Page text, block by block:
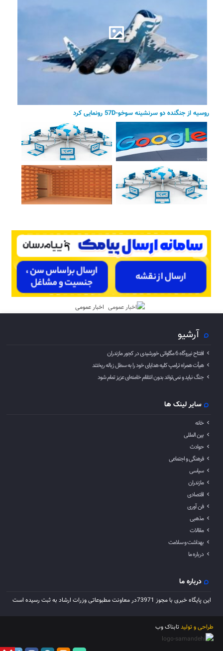
روسیه از جنگنده دو سرنشینه سوخو-57D رونمایی کرد
اخبار عمومی
آرشیو
افتتاح نیروگاه 6 مگاواتی خورشیدی در کجور مازندران
هیأت همراه ترامپ کلیه هدایای خود را به سطل زباله ریختند
جنگ نباید و نمی‌تواند بدون انتقام خامنه‌ای عزیز تمام شود
سایر لینک ها
خانه
بین المللی
حوادث
فرهنگی و اجتماعی
سیاسی
مازندران
اقتصادی
فن آوری
مذهبی
مقالات
بهداشت و سلامت
درباره ما
درباره ما
این پایگاه خبری با مجوز 73971در معاونت مطبوعاتی وزرات ارشاد به ثبت رسیده است
طراحی و تولیدتابناک وب